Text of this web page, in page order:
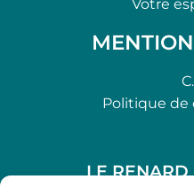
Votre
Politique
LE RENARD